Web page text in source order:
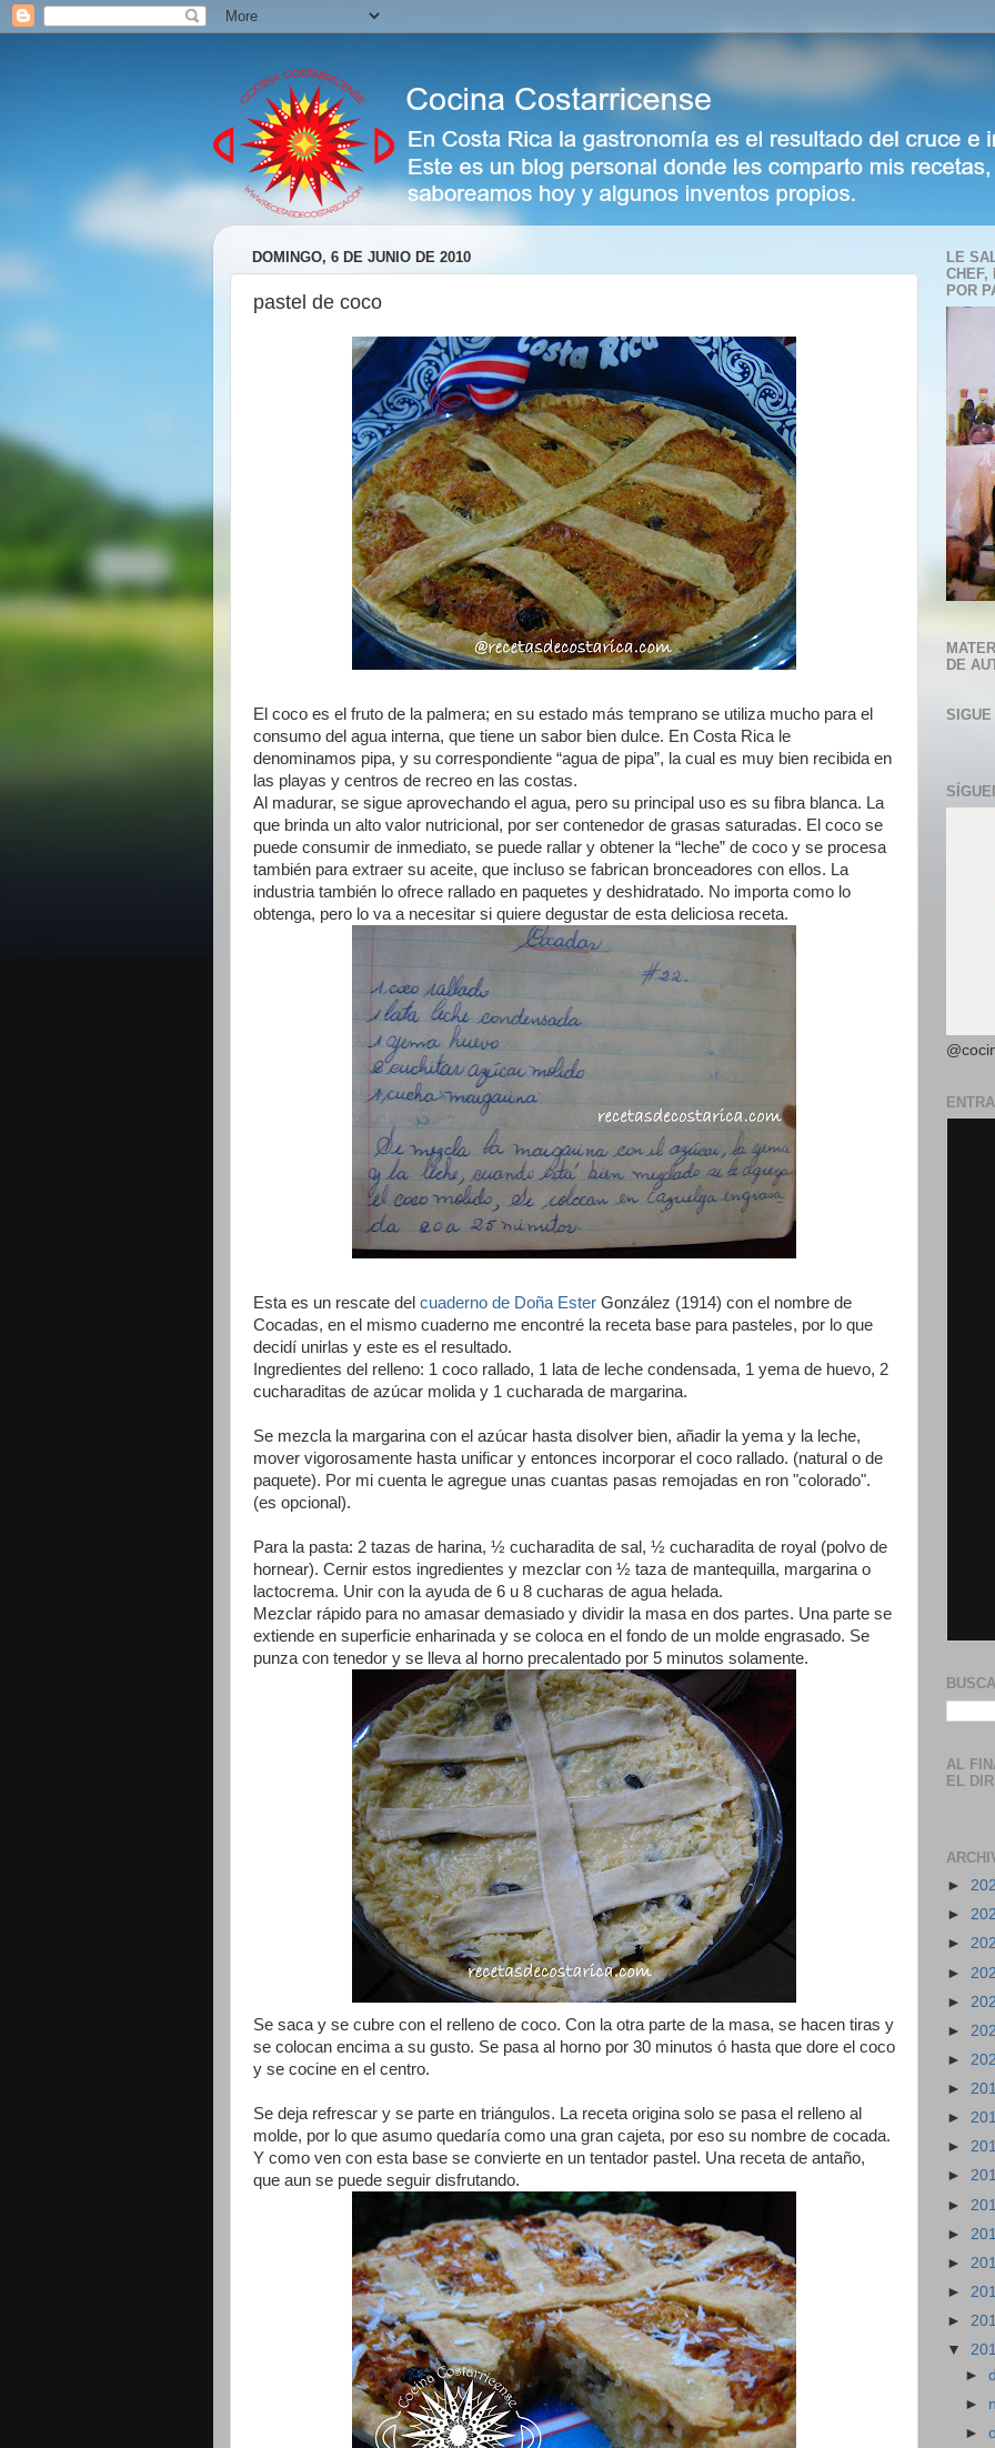
DOMINGO, 6 DE JUNIO DE 2010
pastel de coco
El coco es el fruto de la palmera; en su estado más temprano se utiliza mucho para el
consumo del agua interna, que tiene un sabor bien dulce. En Costa Rica le
denominamos pipa, y su correspondiente “agua de pipa”, la cual es muy bien recibida en
las playas y centros de recreo en las costas.
Al madurar, se sigue aprovechando el agua, pero su principal uso es su fibra blanca. La
que brinda un alto valor nutricional, por ser contenedor de grasas saturadas. El coco se
puede consumir de inmediato, se puede rallar y obtener la “leche” de coco y se procesa
también para extraer su aceite, que incluso se fabrican bronceadores con ellos. La
industria también lo ofrece rallado en paquetes y deshidratado. No importa como lo
obtenga, pero lo va a necesitar si quiere degustar de esta deliciosa receta.
Esta es un rescate del cuaderno de Doña Ester González (1914) con el nombre de
Cocadas, en el mismo cuaderno me encontré la receta base para pasteles, por lo que
decidí unirlas y este es el resultado.
Ingredientes del relleno: 1 coco rallado, 1 lata de leche condensada, 1 yema de huevo, 2
cucharaditas de azúcar molida y 1 cucharada de margarina.
Se mezcla la margarina con el azúcar hasta disolver bien, añadir la yema y la leche,
mover vigorosamente hasta unificar y entonces incorporar el coco rallado. (natural o de
paquete). Por mi cuenta le agregue unas cuantas pasas remojadas en ron "colorado".
(es opcional).
Para la pasta: 2 tazas de harina, ½ cucharadita de sal, ½ cucharadita de royal (polvo de
hornear). Cernir estos ingredientes y mezclar con ½ taza de mantequilla, margarina o
lactocrema. Unir con la ayuda de 6 u 8 cucharas de agua helada.
Mezclar rápido para no amasar demasiado y dividir la masa en dos partes. Una parte se
extiende en superficie enharinada y se coloca en el fondo de un molde engrasado. Se
punza con tenedor y se lleva al horno precalentado por 5 minutos solamente.
Se saca y se cubre con el relleno de coco. Con la otra parte de la masa, se hacen tiras y
se colocan encima a su gusto. Se pasa al horno por 30 minutos ó hasta que dore el coco
y se cocine en el centro.
Se deja refrescar y se parte en triángulos. La receta origina solo se pasa el relleno al
molde, por lo que asumo quedaría como una gran cajeta, por eso su nombre de cocada.
Y como ven con esta base se convierte en un tentador pastel. Una receta de antaño,
que aun se puede seguir disfrutando.
LE
CHEF,
POR
DE
AL
EL
►
►
►
►
►
►
►
►
►
►
►
►
►
►
►
►
▼
►
►
►